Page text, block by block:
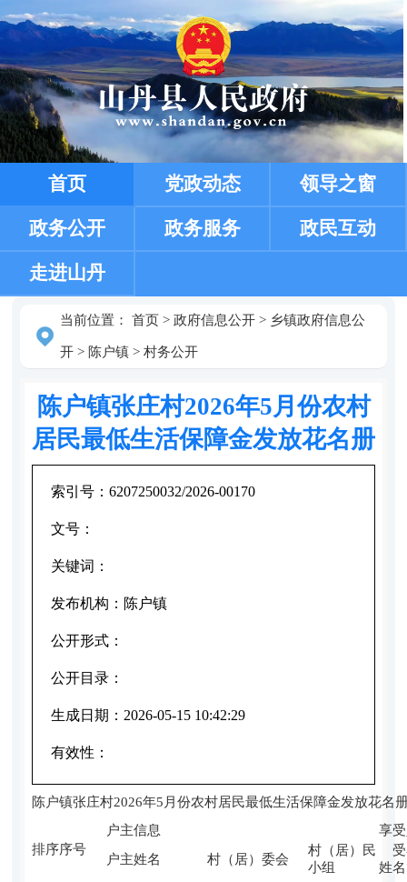
首页 党政动态 领导之窗
政务公开 政务服务 政民互动
走进山丹
当前位置： 首页> 政府信息公开> 乡镇政府信息公
开> 陈户镇> 村务公开
陈户镇张庄村2026年5月份农村
居民最低生活保障金发放花名册
索引号： 6207250032/2026-00170
文号：
关键词：
发布机构： 陈户镇
公开形式：
公开目录：
生成日期： 2026-05-15 10:42:29
有效性：
陈户镇张庄村2026年5月份农村居民最低生活保障金发放花名
排序序号
户主信息
享
户主姓名
村（居）委会
村（居）民
小组
受
姓名